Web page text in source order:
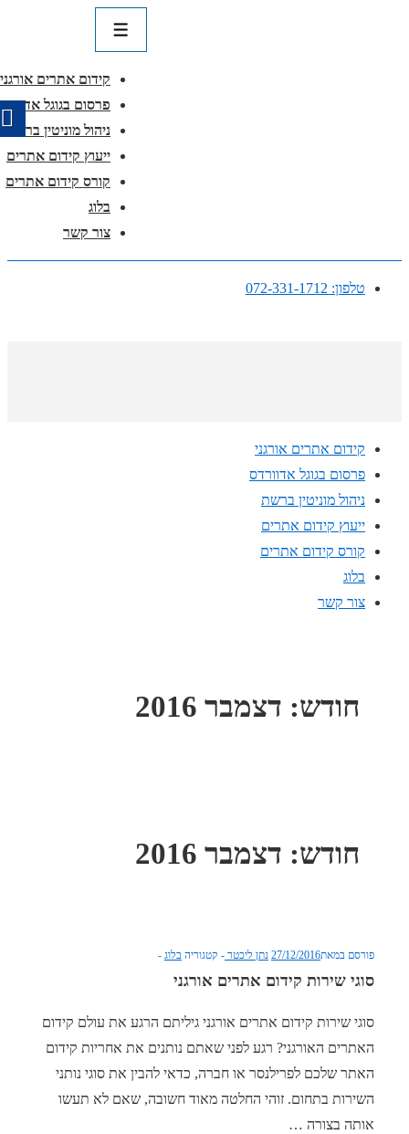
תפריט
קידום אתרים אורגני
פרסום בגוגל אדוורדס
ניהול מוניטין ברשת
ייעוץ קידום אתרים
קורס קידום אתרים
בלוג
צור קשר
טלפון: 072-331-1712
קידום אתרים אורגני
פרסום בגוגל אדוורדס
ניהול מוניטין ברשת
ייעוץ קידום אתרים
קורס קידום אתרים
בלוג
צור קשר
חודש: דצמבר 2016
חודש: דצמבר 2016
פורסם במאת27/12/2016 נתן ליכטר קטגוריהבלוג
סוגי שירות קידום אתרים אורגני
סוגי שירות קידום אתרים אורגני גיליתם הרגע את עולם קידום
האתרים האורגני? רגע לפני שאתם נותנים את אחריות קידום
האתר שלכם לפרילנסר או חברה, כדאי להבין את סוגי נותני
השירות בתחום. זוהי החלטה מאוד חשובה, שאם לא תעשו
אותה בצורה …